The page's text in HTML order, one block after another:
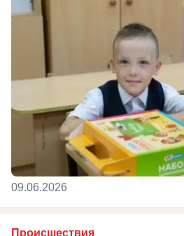
09.06.2026
Происшествия